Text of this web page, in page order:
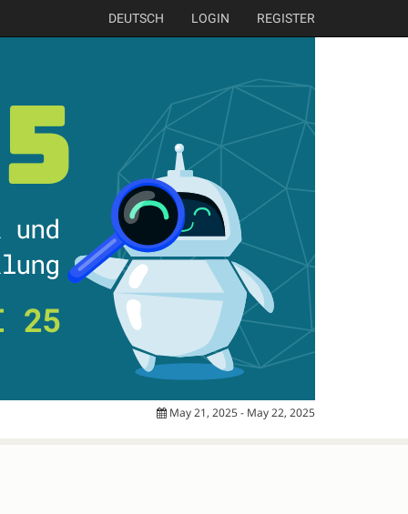
DEUTSCH LOGIN REGISTER
May 21, 2025 - May 22, 2025